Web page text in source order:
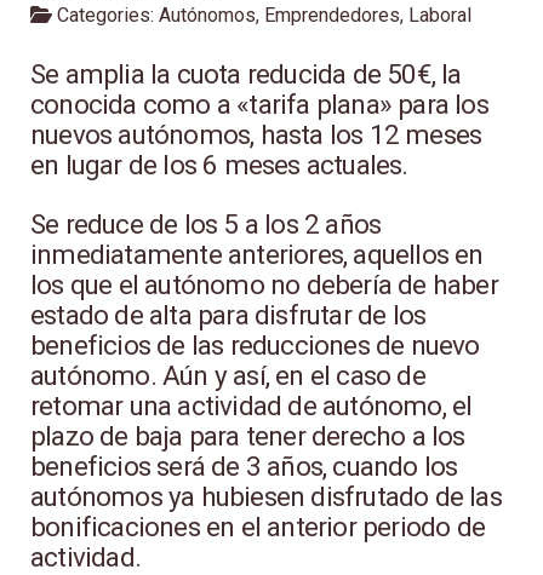
Categories: Autónomos, Emprendedores, Laboral
Se amplia la cuota reducida de 50€, la
conocida como a «tarifa plana» para los
nuevos autónomos, hasta los 12 meses
en lugar de los 6 meses actuales.
Se reduce de los 5 a los 2 años
inmediatamente anteriores, aquellos en
los que el autónomo no debería de haber
estado de alta para disfrutar de los
beneficios de las reducciones de nuevo
autónomo. Aún y así, en el caso de
retomar una actividad de autónomo, el
plazo de baja para tener derecho a los
beneficios será de 3 años, cuando los
autónomos ya hubiesen disfrutado de las
bonificaciones en el anterior periodo de
actividad.